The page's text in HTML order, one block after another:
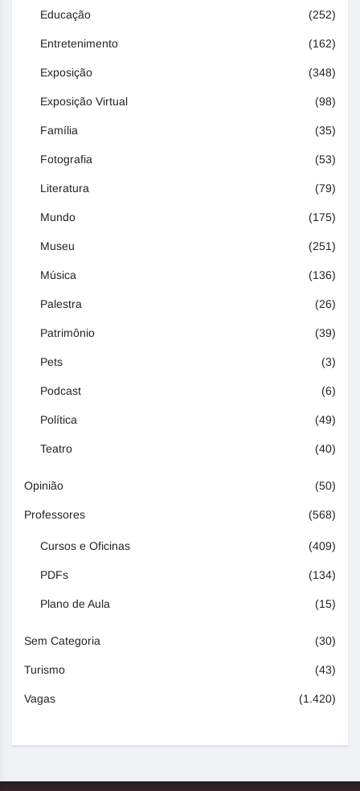
Educação (252)
Entretenimento (162)
Exposição (348)
Exposição Virtual (98)
Família (35)
Fotografia (53)
Literatura (79)
Mundo (175)
Museu (251)
Música (136)
Palestra (26)
Patrimônio (39)
Pets (3)
Podcast (6)
Política (49)
Teatro (40)
Opinião (50)
Professores (568)
Cursos e Oficinas (409)
PDFs (134)
Plano de Aula (15)
Sem Categoria (30)
Turismo (43)
Vagas (1.420)